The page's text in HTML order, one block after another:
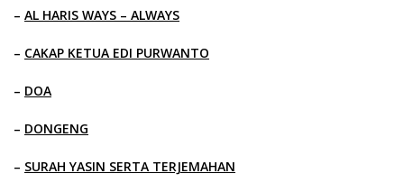
– AL HARIS WAYS – ALWAYS
– CAKAP KETUA EDI PURWANTO
– DOA
– DONGENG
– SURAH YASIN SERTA TERJEMAHAN